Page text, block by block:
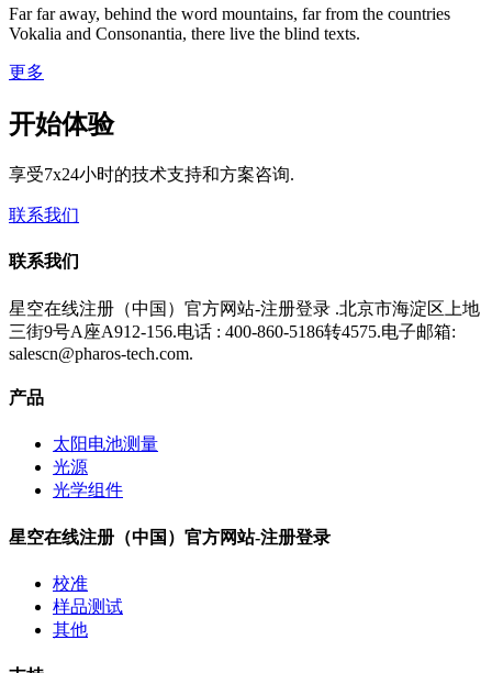
Far far away, behind the word mountains, far from the countries
Vokalia and Consonantia, there live the blind texts.
更多
开始体验
享受7x24小时的技术支持和方案咨询.
联系我们
联系我们
星空在线注册（中国）官方网站-注册登录 .北京市海淀区上地
三街9号A座A912-156.电话 : 400-860-5186转4575.电子邮箱:
salescn@pharos-tech.com.
产品
太阳电池测量
光源
光学组件
星空在线注册（中国）官方网站-注册登录
校准
样品测试
其他